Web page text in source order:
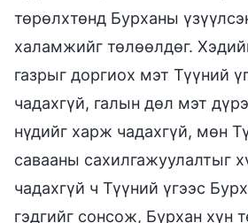
төрөлхтөнд Бурханы
халамжийг төлөөлдөг.
газрыг доргиох мэт Түүний
чадахгүй, галын дөл мэт
нүдийг харж чадахгүй, мөн
савааны сахилгажуулалтыг
чадахгүй ч Түүний үгээс
гэдгийг сонсож, Бурхан хүн